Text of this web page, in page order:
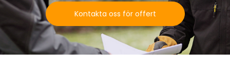
Kontakta oss för offert